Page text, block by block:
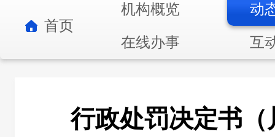
首页
机构概览
动
在线办事
互
行政处罚决定书（